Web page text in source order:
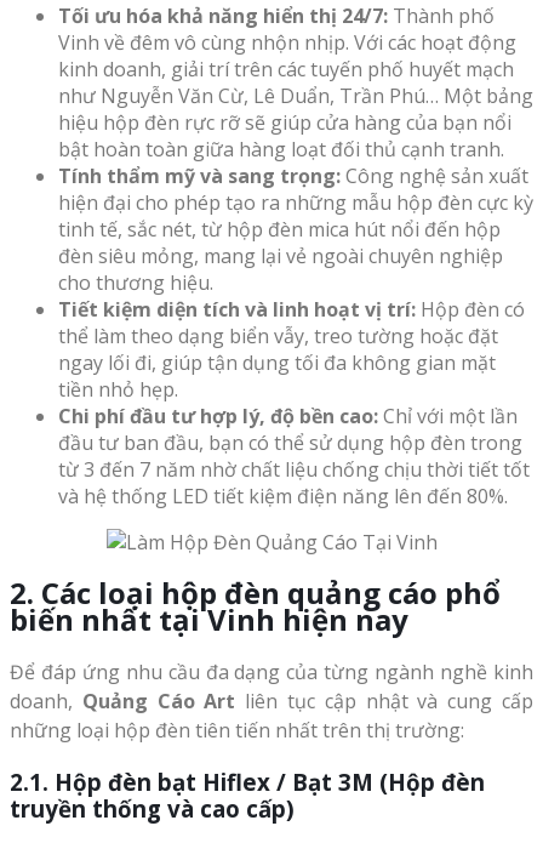
Tối ưu hóa khả năng hiển thị 24/7: Thành phố
Vinh về đêm vô cùng nhộn nhịp. Với các hoạt động
kinh doanh, giải trí trên các tuyến phố huyết mạch
như Nguyễn Văn Cừ, Lê Duẩn, Trần Phú… Một bảng
hiệu hộp đèn rực rỡ sẽ giúp cửa hàng của bạn nổi
bật hoàn toàn giữa hàng loạt đối thủ cạnh tranh.
Tính thẩm mỹ và sang trọng:Công nghệ sản xuất
hiện đại cho phép tạo ra những mẫu hộp đèn cực kỳ
tinh tế, sắc nét, từ hộp đèn mica hút nổi đến hộp
đèn siêu mỏng, mang lại vẻ ngoài chuyên nghiệp
cho thương hiệu.
Tiết kiệm diện tích và linh hoạt vị trí: Hộp đèn có
thể làm theo dạng biển vẫy, treo tường hoặc đặt
ngay lối đi, giúp tận dụng tối đa không gian mặt
tiền nhỏ hẹp.
Chi phí đầu tư hợp lý, độ bền cao:Chỉ với một lần
đầu tư ban đầu, bạn có thể sử dụng hộp đèn trong
từ 3 đến 7 năm nhờ chất liệu chống chịu thời tiết tốt
và hệ thống LED tiết kiệm điện năng lên đến 80%.
2. Các loại hộp đèn quảng cáo phổ
biến nhất tại Vinh hiện nay
Để đáp ứng nhu cầu đa dạng của từng ngành nghề kinh
doanh, Quảng Cáo Art liên tục cập nhật và cung cấp
những loại hộp đèn tiên tiến nhất trên thị trường:
2.1. Hộp đèn bạt Hiflex / Bạt 3M (Hộp đèn
truyền thống và cao cấp)